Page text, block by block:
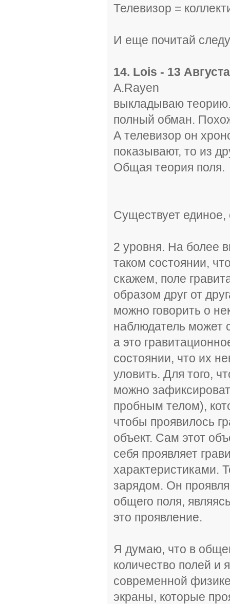
Телевизор =
И еще почитай
14. Lois - 13
A.Rayen
выкладываю теорию.
полный обман.
А телевизор он
показывают, то из
Общая теория поля.
Существует
2 уровня. На более
таком состоянии,
скажем, поле
образом друг от
можно говорить о
наблюдатель может
а это
состоянии, что их
уловить. Для того,
можно
пробным телом),
чтобы проявилось
объект. Сам этот
себя проявляет
характеристиками.
зарядом. Он
общего поля,
это проявление.
Я думаю, что в
количество полей и
современной
экраны, которые